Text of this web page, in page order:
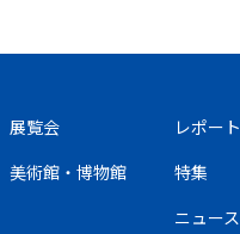
展覧会
美術館・博物館
レポート
特集
ニュース